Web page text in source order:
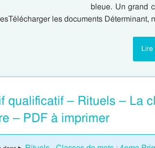
bleue. Un grand
les documents Déterminant,
Lire
qualificatif – Rituels – La
– PDF à imprimer